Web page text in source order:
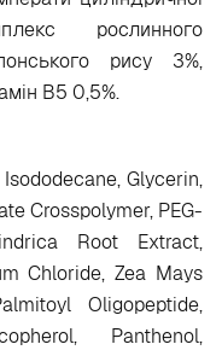
рослинного
рису 3%,
B5 0,5%.
Glycerin,
Crosspolymer, PEG-
Root Extract,
Chloride, Zea Mays
Oligopeptide,
Panthenol,